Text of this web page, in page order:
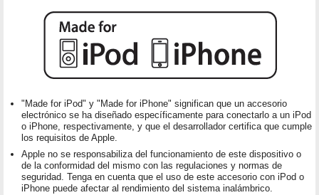
"Made for iPod" y "Made for iPhone" significan que un accesorio
electrónico se ha diseñado específicamente para conectarlo a un iPod
o iPhone, respectivamente, y que el desarrollador certifica que cumple
los requisitos de Apple.
Apple no se responsabiliza del funcionamiento de este dispositivo o
de la conformidad del mismo con las regulaciones y normas de
seguridad. Tenga en cuenta que el uso de este accesorio con iPod o
iPhone puede afectar al rendimiento del sistema inalámbrico.